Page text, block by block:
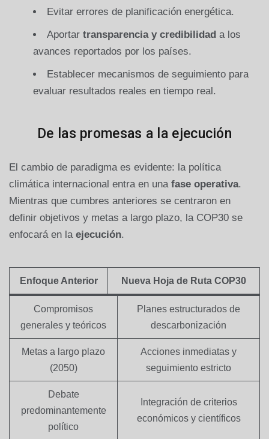
Evitar errores de planificación energética.
Aportar transparencia y credibilidad a los
avances reportados por los países.
Establecer mecanismos de seguimiento para
evaluar resultados reales en tiempo real.
De las promesas a la ejecución
El cambio de paradigma es evidente: la política
climática internacional entra en una fase operativa.
Mientras que cumbres anteriores se centraron en
definir objetivos y metas a largo plazo, la COP30 se
enfocará en la ejecución.
Enfoque Anterior Nueva Hoja de Ruta COP30
Compromisos
generales y teóricos
Planes estructurados de
descarbonización
Metas a largo plazo
(2050)
Acciones inmediatas y
seguimiento estricto
Debate
predominantemente
político
Integración de criterios
económicos y científicos